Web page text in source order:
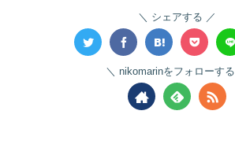
シェアする
nikomarinをフォローする